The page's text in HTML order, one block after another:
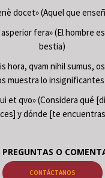
docet» (Aquel que
fera» (El hombre
bestia)
hora, qvam nihil sumus,
muestra lo
et qvo» (Considera qué
y dónde [te
PREGUNTAS O
CONTÁCTANOS